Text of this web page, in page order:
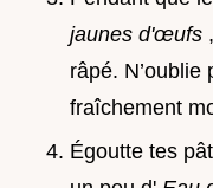
jaunes d'œufs
râpé. N’oublie
fraîchement
Égoutte tes